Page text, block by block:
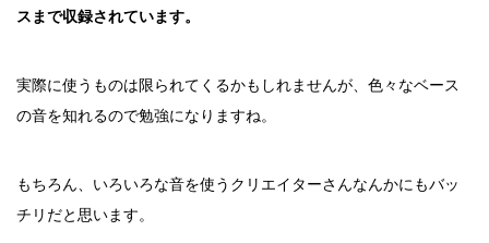
スまで収録されています。
実際に使うものは限られてくるかもしれませんが、色々なベース
の音を知れるので勉強になりますね。
もちろん、いろいろな音を使うクリエイターさんなんかにもバッ
チリだと思います。